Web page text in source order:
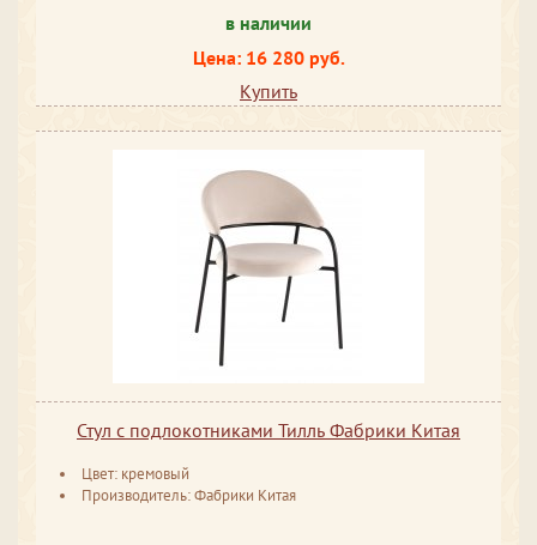
в наличии
Цена: 16 280 руб.
Купить
Стул с подлокотниками Тилль Фабрики Китая
Цвет: кремовый
Производитель: Фабрики Китая